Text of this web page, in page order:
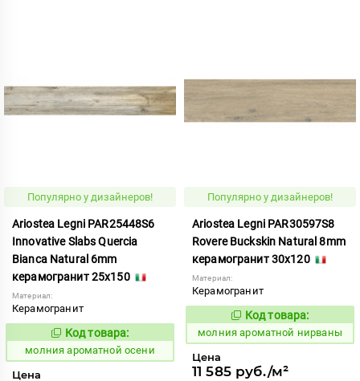
Популярно у дизайнеров!
Ariostea Legni PAR25448S6
Innovative Slabs Quercia
Bianca Natural 6mm
керамогранит 25x150
Материал:
Керамогранит
1000315
Код товара:
молния ароматной осени
Цена
Популярно у дизайнеров!
Ariostea Legni PAR30597S8
Rovere Buckskin Natural 8mm
керамогранит 30x120
Материал:
Керамогранит
1000309
Код товара:
молния ароматной нирваны
Цена
11 585 руб./м²